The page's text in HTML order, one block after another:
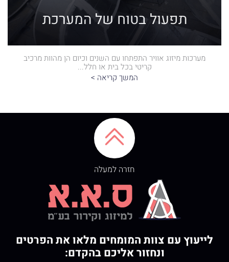
תפעול בטוח של המערכת
מערכות מיזוג אוויר התפתחו עם השנים וכיום הן מהוות מרכיב
קריטי בכל בית או חלל...
המשך קריאה >
חזרה למעלה
לייעוץ עם צוות המומחים מלאו את הפרטים
ונחזור אליכם בהקדם: